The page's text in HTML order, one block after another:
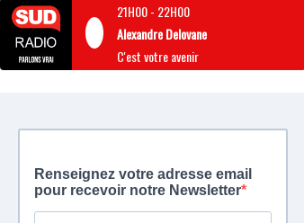
21H00- 22H00
Alexandre Delovane
C'est votre avenir